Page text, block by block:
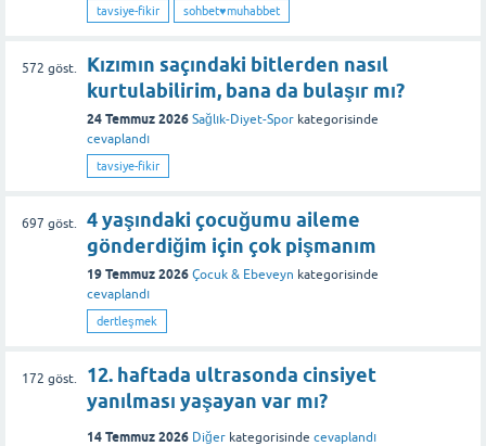
tavsiye-fikir sohbet♥️muhabbet
572 göst.
Kızımın saçındaki bitlerden nasıl
kurtulabilirim, bana da bulaşır mı?
24 Temmuz 2026 Sağlık-Diyet-Spor kategorisinde
cevaplandı
tavsiye-fikir
697 göst.
4 yaşındaki çocuğumu aileme
gönderdiğim için çok pişmanım
19 Temmuz 2026 Çocuk & Ebeveyn kategorisinde
cevaplandı
dertleşmek
172 göst.
12. haftada ultrasonda cinsiyet
yanılması yaşayan var mı?
14 Temmuz 2026 Diğer kategorisinde cevaplandı